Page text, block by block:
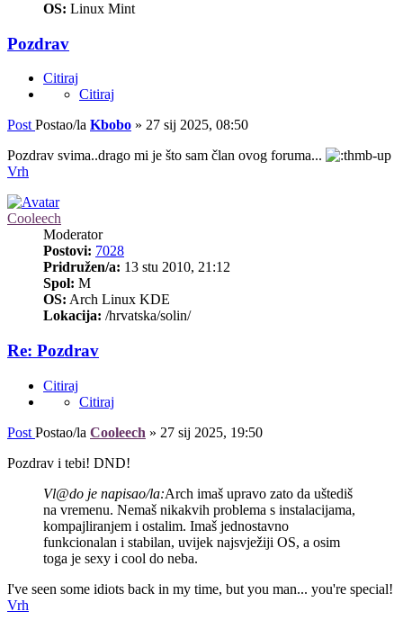
OS: Linux Mint
Pozdrav
Citiraj
Citiraj
Post Postao/la Kbobo » 27 sij 2025, 08:50
Pozdrav svima..drago mi je što sam član ovog foruma...
Vrh
Cooleech
Moderator
Postovi: 7028
Pridružen/a: 13 stu 2010, 21:12
Spol: M
OS: Arch Linux KDE
Lokacija: /hrvatska/solin/
Re: Pozdrav
Citiraj
Citiraj
Post Postao/la Cooleech » 27 sij 2025, 19:50
Pozdrav i tebi! DND!
Vl@do je napisao/la:Arch imaš upravo zato da uštediš
na vremenu. Nemaš nikakvih problema s instalacijama,
kompajliranjem i ostalim. Imaš jednostavno
funkcionalan i stabilan, uvijek najsvježiji OS, a osim
toga je sexy i cool do neba.
I've seen some idiots back in my time, but you man... you're special!
Vrh